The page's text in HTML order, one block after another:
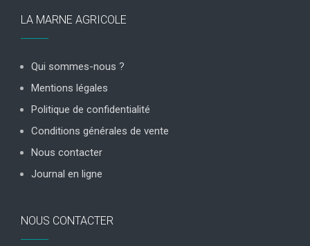
LA MARNE AGRICOLE
Qui sommes-nous ?
Mentions légales
Politique de confidentialité
Conditions générales de vente
Nous contacter
Journal en ligne
NOUS CONTACTER